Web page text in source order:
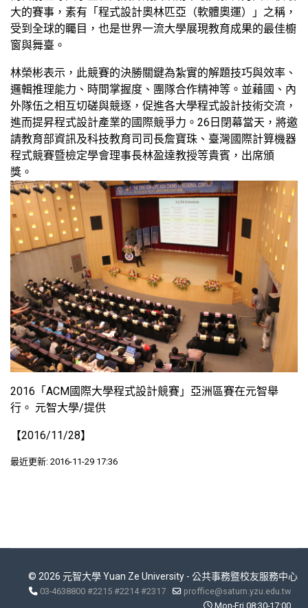
大的賽事，素有「程式設計奧林匹亞（軟體奧運）」之稱，
受到全球的矚目，也是世界一流大學展現教育成果的最佳櫥
窗與舞臺。
林榮彬表示，此競賽的決勝關鍵為紮實的解題技巧與效率、
邏輯推理能力、時間掌握度、團隊合作精神等。並藉國、內
外隊伍之相互切磋與競逐，促進各大學程式設計技術交流，
進而提昇程式設計產業的國際競爭力。26日閉幕當天，將邀
請教育部資訊及科技教育司司長詹寶珠、臺灣國際計算機器
程式競賽暨檢定學會理事長林盈達教授等貴賓，出席頒
獎。
2016「ACM國際大學程式設計競賽」亞洲區賽在元智舉
行。 元智大學/提供
【2016/11/28】
最近更新: 2016-11-29 17:36
© 2026 元智大學 Yuan Ze University - 公共事務暨校友服務中心
03-4638800 #2215 #2214 #2317
proffice@saturn.yzu.edu.tw
Mon-Fri 08:30-17:00